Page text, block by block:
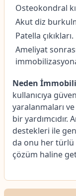
Osteokondral
Akut diz
Patella çıkıkları.
Ameliyat
Neden
kullanıcıya
yaralanmaları
bir yardımcıdır.
destekleri ile
da onu her
çözüm haline